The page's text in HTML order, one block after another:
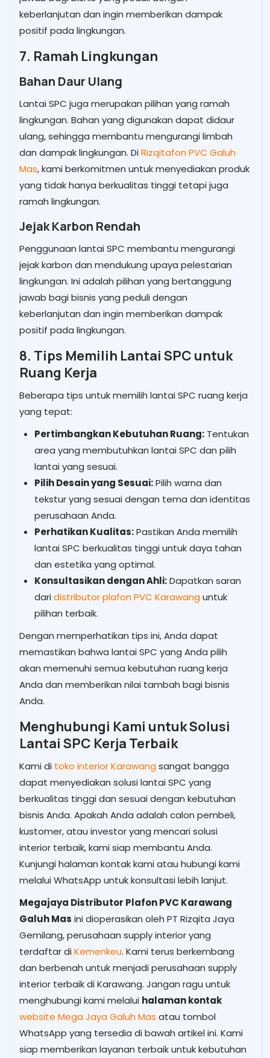
keberlanjutan dan ingin memberikan dampak
positif pada lingkungan.
7. Ramah Lingkungan
Bahan Daur Ulang
Lantai SPC juga merupakan pilihan yang ramah
lingkungan. Bahan yang digunakan dapat didaur
ulang, sehingga membantu mengurangi limbah
dan dampak lingkungan. DiRizqitafon PVC Galuh
Mas, kami berkomitmen untuk menyediakan produk
yang tidak hanya berkualitas tinggi tetapi juga
ramah lingkungan.
Jejak Karbon Rendah
Penggunaan lantai SPC membantu mengurangi
jejak karbon dan mendukung upaya pelestarian
lingkungan. Ini adalah pilihan yang bertanggung
jawab bagi bisnis yang peduli dengan
keberlanjutan dan ingin memberikan dampak
positif pada lingkungan.
8. Tips Memilih Lantai SPC untuk
Ruang Kerja
Beberapa tips untuk memilih lantai SPC ruang kerja
yang tepat:
Pertimbangkan Kebutuhan Ruang: Tentukan
area yang membutuhkan lantai SPC dan pilih
lantai yang sesuai.
Pilih Desain yang Sesuai:Pilih warna dan
tekstur yang sesuai dengan tema dan identitas
perusahaan Anda.
Perhatikan Kualitas:Pastikan Anda memilih
lantai SPC berkualitas tinggi untuk daya tahan
dan estetika yang optimal.
Konsultasikan dengan Ahli:Dapatkan saran
daridistributor plafon PVC Karawanguntuk
pilihan terbaik.
Dengan memperhatikan tips ini, Anda dapat
memastikan bahwa lantai SPC yang Anda pilih
akan memenuhi semua kebutuhan ruang kerja
Anda dan memberikan nilai tambah bagi bisnis
Anda.
Menghubungi Kami untuk Solusi
Lantai SPC Kerja Terbaik
Kami di toko interior Karawangsangat bangga
dapat menyediakan solusi lantai SPC yang
berkualitas tinggi dan sesuai dengan kebutuhan
bisnis Anda. Apakah Anda adalah calon pembeli,
kustomer, atau investor yang mencari solusi
interior terbaik, kami siap membantu Anda.
Kunjungi halaman kontak kami atau hubungi kami
melalui WhatsApp untuk konsultasi lebih lanjut.
Megajaya Distributor Plafon PVC Karawang
Galuh Mas ini dioperasikan oleh PT Rizqita Jaya
Gemilang, perusahaan supply interior yang
terdaftar diKemenkeu. Kami terus berkembang
dan berbenah untuk menjadi perusahaan supply
interior terbaik di Karawang. Jangan ragu untuk
menghubungi kami melalui halaman kontak
website Mega Jaya Galuh Mas atau tombol
WhatsApp yang tersedia di bawah artikel ini. Kami
siap memberikan layanan terbaik untuk kebutuhan